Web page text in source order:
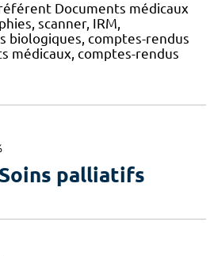
Documents médicaux
scanner, IRM,
biologiques, comptes-rendus
médicaux, comptes-rendus
palliatifs